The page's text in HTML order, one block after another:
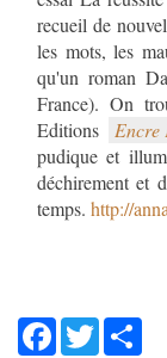
recueil de
les mots, les
qu'un roman
France). On
Editions
Encre
pudique et
déchirement et
temps. http://